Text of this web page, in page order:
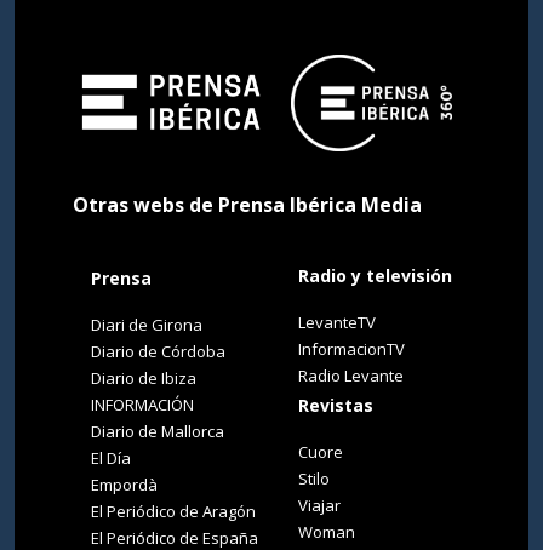
Otras webs de Prensa Ibérica Media
Prensa
Diari de Girona
Diario de Córdoba
Diario de Ibiza
INFORMACIÓN
Diario de Mallorca
El Día
Empordà
El Periódico de Aragón
El Periódico de España
Radio y televisión
LevanteTV
InformacionTV
Radio Levante
Revistas
Cuore
Stilo
Viajar
Woman